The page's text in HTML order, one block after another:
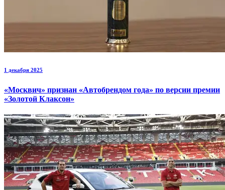
1 декабря 2025
«Москвич» признан «Автобрендом года» по версии премии
«Золотой Клаксон»